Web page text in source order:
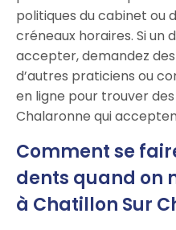
politiques du cabinet ou
créneaux horaires. Si un
accepter, demandez
d’autres praticiens ou
en ligne pour trouver
Chalaronne qui
Comment se
dents quand on
à Chatillon Sur